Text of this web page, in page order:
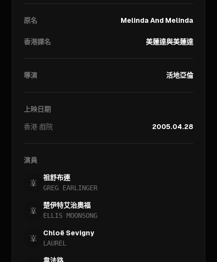
原名 Melinda And Melinda
香港譯名 美蓮達與美蓮達
導演 活地亞倫
上映日期
香港 戲院 2005.04.28
演員
祖舒布連
GREG EARLINGER
楚伊特艾治奧福
ELLIS MOONSONG
Chloë Sevigny
LAUREL